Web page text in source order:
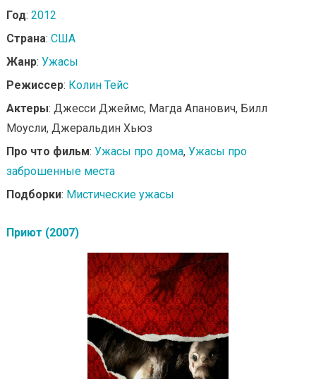
Год: 2012
Страна: США
Жанр: Ужасы
Режиссер: Колин Тейс
Актеры: Джесси Джеймс, Магда Апанович, Билл
Моусли, Джеральдин Хьюз
Про что фильм: Ужасы про дома, Ужасы про
заброшенные места
Подборки: Мистические ужасы
Приют (2007)